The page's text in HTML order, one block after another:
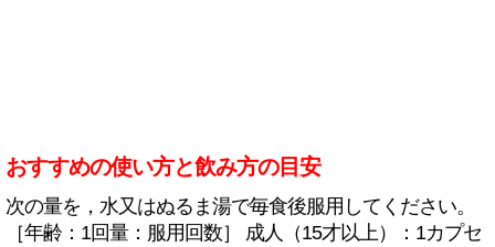
おすすめの使い方と飲み方の目安
次の量を，水又はぬるま湯で毎食後服用してください。
［年齢：1回量：服用回数］ 成人（15才以上）：1カプセ